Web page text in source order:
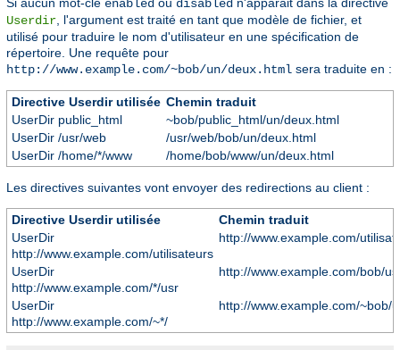
enabled disabled
Userdir , l'argument est traité en tant que modèle de fichier, et
utilisé pour traduire le nom d'utilisateur en une spécification de
répertoire. Une requête pour
http://www.example.com/~bob/un/deux.html sera traduite en :
Directive Userdir utilisée Chemin traduit
UserDir public_html
~bob/public_html/un/deux.html
UserDir /usr/web
/usr/web/bob/un/deux.html
UserDir /home/*/www
/home/bob/www/un/deux.html
Les directives suivantes vont envoyer des redirections au client :
Directive Userdir utilisée
Chemin traduit
UserDir
http://www.example.com/utilisateurs
http://www.example.com/
UserDir
http://www.example.com/*/usr
http://www.example.com/bob/
UserDir
http://www.example.com/~*/
http://www.example.com/~bob/